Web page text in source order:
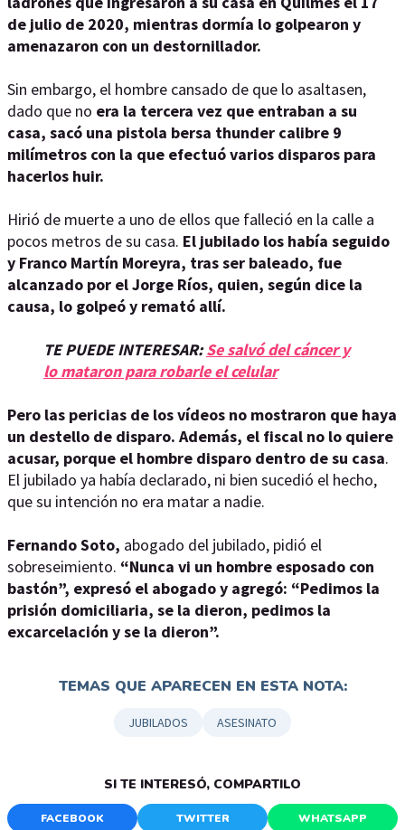
de julio de 2020, mientras dormía lo golpearon y
amenazaron con un destornillador.
Sin embargo, el hombre cansado de que lo asaltasen,
dado que no era la tercera vez que entraban a su
casa, sacó una pistola bersa thunder calibre 9
milímetros con la que efectuó varios disparos para
hacerlos huir.
Hirió de muerte a uno de ellos que falleció en la calle a
pocos metros de su casa. El jubilado los había seguido
y Franco Martín Moreyra, tras ser baleado, fue
alcanzado por el Jorge Ríos, quien, según dice la
causa, lo golpeó y remató allí.
TE PUEDE INTERESAR:Se salvó del cáncer y
lo mataron para robarle el celular
Pero las pericias de los vídeos no mostraron que haya
un destello de disparo. Además, el fiscal no lo quiere
acusar, porque el hombre disparo dentro de su casa.
El jubilado ya había declarado, ni bien sucedió el hecho,
que su intención no era matar a nadie.
Fernando Soto, abogado del jubilado, pidió el
sobreseimiento. “Nunca vi un hombre esposado con
bastón”, expresó el abogado y agregó: “Pedimos la
prisión domiciliaria, se la dieron, pedimos la
excarcelación y se la dieron”.
TEMAS QUE APARECEN EN ESTA NOTA:
JUBILADOS ASESINATO
SI TE INTERESÓ, COMPARTILO
FACEBOOK TWITTER WHATSAPP